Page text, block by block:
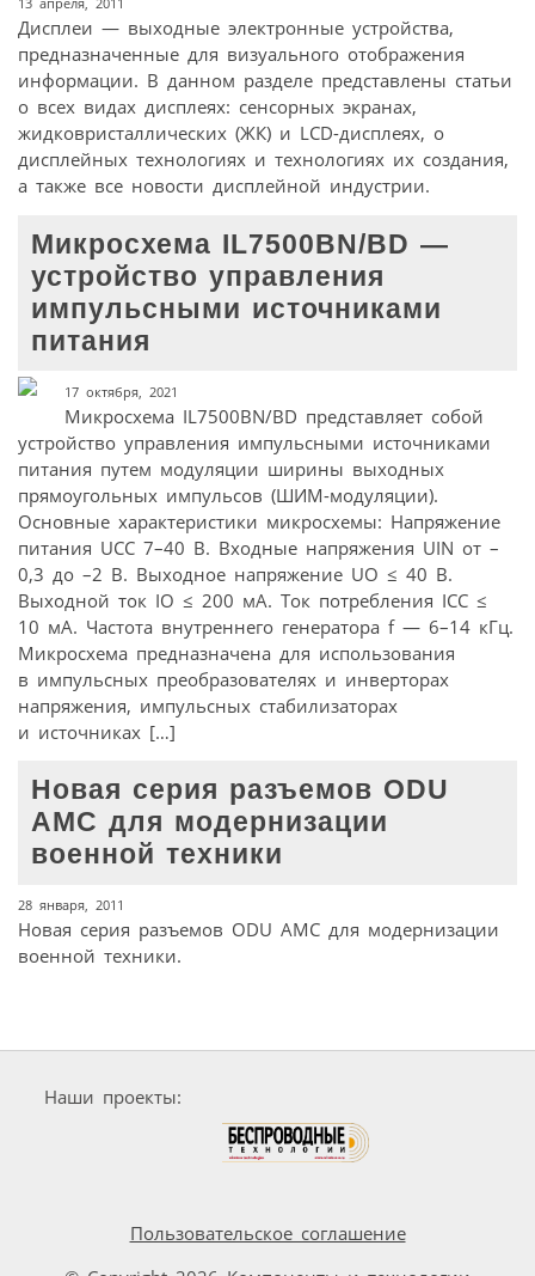
Дисплеи — выходные электронные устройства,
предназначенные для визуального отображения
информации. В данном разделе представлены статьи
о всех видах дисплеях: сенсорных экранах,
жидковристаллических (ЖК) и LCD-дисплеях, о
дисплейных технологиях и технологиях их создания,
а также все новости дисплейной индустрии.
Микросхема IL7500BN/BD —
устройство управления
импульсными источниками
питания
17 октября, 2021
Микросхема IL7500BN/BD представляет собой
устройство управления импульсными источниками
питания путем модуляции ширины выходных
прямоугольных импульсов (ШИМ-модуляции).
Основные характеристики микросхемы: Напряжение
питания UCC 7–40 В. Входные напряжения UIN от –
0,3 до –2 B. Выходное напряжение UO ≤ 40 B.
Выходной ток IO ≤ 200 мA. Ток потребления ICC ≤
10 мА. Частота внутреннего генератора f — 6–14 кГц.
Микросхема предназначена для использования
в импульсных преобразователях и инверторах
напряжения, импульсных стабилизаторах
и источниках […]
Новая серия разъемов ODU
AMC для модернизации
военной техники
28 января, 2011
Новая серия разъемов ODU AMC для модернизации
военной техники.
Наши проекты:
Пользовательское соглашение